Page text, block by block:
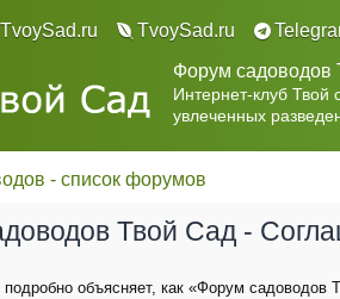
TvoySad.ru
Форум садоводов
Интернет-клуб Твой
увлеченных
- список форумов
Твой Сад -
подробно объясняет, как «Форум